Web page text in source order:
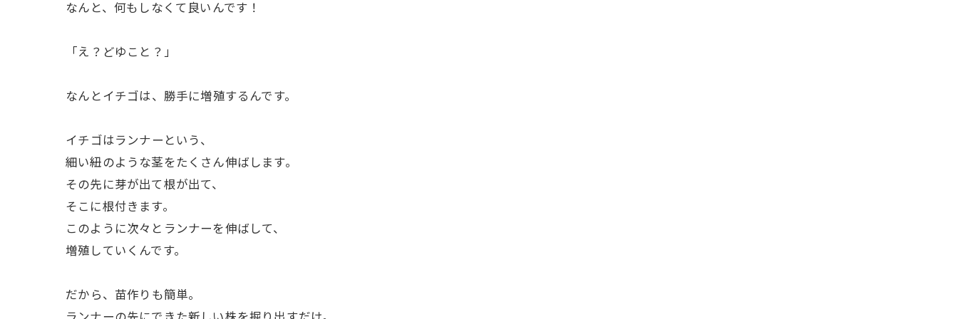
ㅤなんと、何もしなくて良いんです！
ㅤ「え？どゆこと？」
ㅤなんとイチゴは、勝手に増殖するんです。
ㅤイチゴはランナーという、
細い紐のような茎をたくさん伸ばします。
その先に芽が出て根が出て、
そこに根付きます。
このように次々とランナーを伸ばして、
増殖していくんです。
ㅤだから、苗作りも簡単。